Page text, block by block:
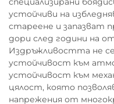
устойчиви на
стареене и запазват
дори след години на
Издръжливостта не се
устойчивост към
устойчивост към
цялост, която
напрежения от